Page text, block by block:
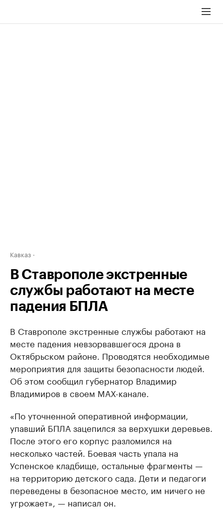
Кавказ
В Ставрополе экстренные
службы работают на месте
падения БПЛА
В Ставрополе экстренные службы работают на
месте падения невзорвавшегося дрона в
Октябрьском районе. Проводятся необходимые
мероприятия для защиты безопасности людей.
Об этом сообщил губернатор Владимир
Владимиров в своем МАХ-канале.
«По уточненной оперативной информации,
упавший БПЛА зацепился за верхушки деревьев.
После этого его корпус разломился на
несколько частей. Боевая часть упала на
Успенское кладбище, остальные фрагменты —
на территорию детского сада. Дети и педагоги
переведены в безопасное место, им ничего не
угрожает», — написал он.